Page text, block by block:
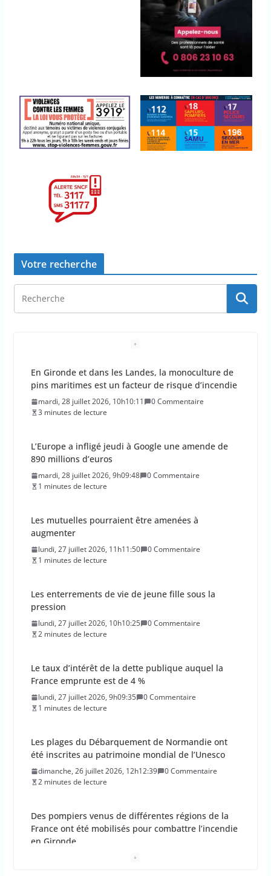
Votre recherche
En Gironde et dans les Landes, la monoculture de
pins maritimes est un facteur de risque d’incendie
mardi, 28 juillet 2026, 10h10:11
0 Commentaire
3 minutes de lecture
L’Europe a infligé jeudi à Google une amende de
890 millions d’euros
mardi, 28 juillet 2026, 9h09:48
0 Commentaire
1 minutes de lecture
Les mutuelles pourraient être amenées à
augmenter
lundi, 27 juillet 2026, 11h11:50
0 Commentaire
1 minutes de lecture
Les enterrements de vie de jeune fille sous la
pression
lundi, 27 juillet 2026, 10h10:25
0 Commentaire
2 minutes de lecture
Le taux d’intérêt de la dette publique auquel la
France emprunte est de 4 %
lundi, 27 juillet 2026, 9h09:35
0 Commentaire
1 minutes de lecture
Les plages du Débarquement de Normandie ont
été inscrites au patrimoine mondial de l’Unesco
dimanche, 26 juillet 2026, 12h12:39
0 Commentaire
2 minutes de lecture
Des pompiers venus de différentes régions de la
France ont été mobilisés pour combattre l’incendie
en Gironde
dimanche, 26 juillet 2026, 11h11:18